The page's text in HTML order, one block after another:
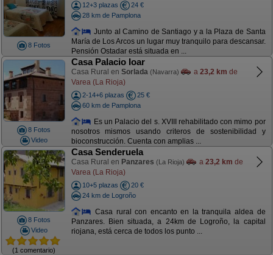
8 Fotos
12+3 plazas
24 €
28 km de Pamplona
Junto al Camino de Santiago y a la Plaza de Santa
María de Los Arcos un lugar muy tranquilo para descansar.
Pensión Ostadar está situada en ...
8 Fotos
Video
Casa Palacio Ioar
Casa Rural en Sorlada (Navarra) a 23,2 km de
Varea (La Rioja)
2-14+6 plazas
25 €
60 km de Pamplona
Es un Palacio del s. XVIII rehabilitado con mimo por
nosotros mismos usando criteros de sostenibilidad y
bioconstrucción. Cuenta con amplias ...
8 Fotos
Video
(1 comentario)
Casa Senderuela
Casa Rural en Panzares (La Rioja) a 23,2 km de
Varea (La Rioja)
10+5 plazas
20 €
24 km de Logroño
Casa rural con encanto en la tranquila aldea de
Panzares. Bien situada, a 24km de Logroño, la capital
riojana, está cerca de todos los punto ...